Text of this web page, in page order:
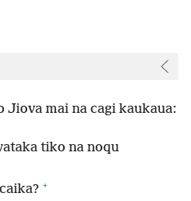
Jiova mai na cagi kaukaua:
tiko na noqu
+